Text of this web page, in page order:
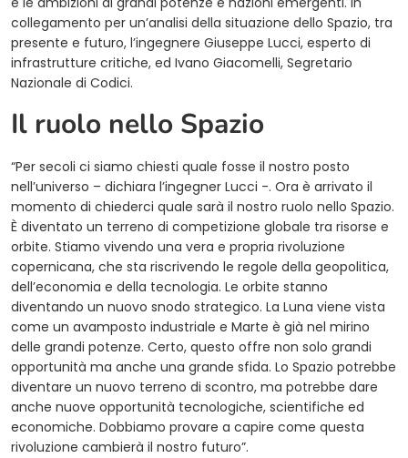
collegamento per un’analisi della situazione dello Spazio, tra
presente e futuro, l’ingegnere Giuseppe Lucci, esperto di
infrastrutture critiche, ed Ivano Giacomelli, Segretario
Nazionale di Codici.
Il ruolo nello Spazio
“Per secoli ci siamo chiesti quale fosse il nostro posto
nell’universo – dichiara l’ingegner Lucci -. Ora è arrivato il
momento di chiederci quale sarà il nostro ruolo nello Spazio.
È diventato un terreno di competizione globale tra risorse e
orbite. Stiamo vivendo una vera e propria rivoluzione
copernicana, che sta riscrivendo le regole della geopolitica,
dell’economia e della tecnologia. Le orbite stanno
diventando un nuovo snodo strategico. La Luna viene vista
come un avamposto industriale e Marte è già nel mirino
delle grandi potenze. Certo, questo offre non solo grandi
opportunità ma anche una grande sfida. Lo Spazio potrebbe
diventare un nuovo terreno di scontro, ma potrebbe dare
anche nuove opportunità tecnologiche, scientifiche ed
economiche. Dobbiamo provare a capire come questa
rivoluzione cambierà il nostro futuro”.